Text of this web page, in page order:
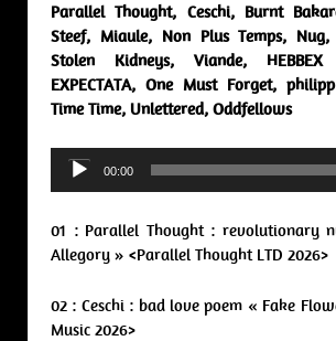
Parallel Thought, Ceschi, Burnt
Steef, Miaule, Non Plus Temps,
Stolen Kidneys, Viande, HEBBEX
EXPECTATA, One Must Forget,
Time Time, Unlettered, Oddfellows
Audio
Player
00:00
01 : Parallel Thought : revolutionary
Allegory » <Parallel Thought LTD 2026>
02 : Ceschi : bad love poem « Fake
Music 2026>